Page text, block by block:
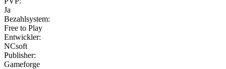
Ja
Bezahlsystem:
Free to Play
Entwickler:
NCsoft
Publisher:
Gameforge